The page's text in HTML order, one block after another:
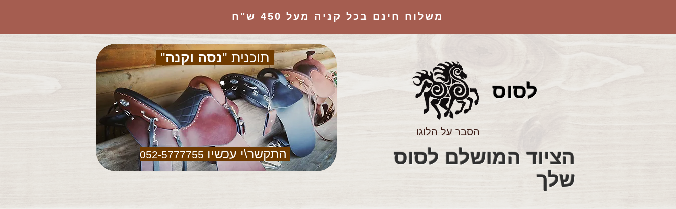
משלוח חינם בכל קניה מעל 450 ש"ח
תוכנית "נסה וקנה"
התקשר\י עכשיו 052-5777755
לסוס
הסבר על הלוגו
שלך